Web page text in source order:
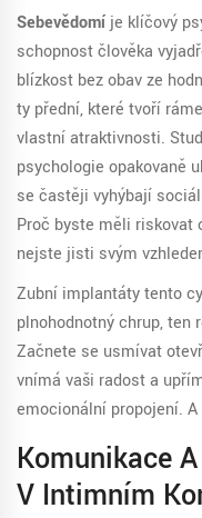
Sebevědomí je klíčový
schopnost člověka
blízkost bez obav ze
ty přední, které tvoří
vlastní atraktivnosti.
psychologie opakovaně
se častěji vyhýbají
Proč byste měli riskovat
nejste jisti svým
Zubní implantáty tento
plnohodnotný chrup,
Začnete se usmívat
vnímá vaši radost a
emocionální propojení.
Komunikace
V Intimním